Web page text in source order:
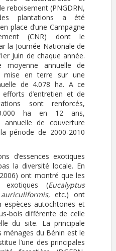
reboisement (PNGDRN,
plantations a été
place d’une Campagne
(CNR) dont le
la Journée Nationale de
Juin de chaque année.
annuelle de
mise en terre sur une
de 4.078 ha. A ce
d’entretien et de
sont renforcés,
ha en 12 ans,
de couverture
période de 2000-2010
d’essences exotiques
la diversité locale. En
ont montré que les
exotiques (Eucalyptus
, etc.) ont
espèces autochtones et
bois différente de celle
du site. La principale
ménages du Bénin est le
l’une des principales